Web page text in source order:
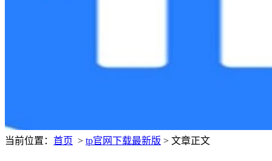
当前位置： 首页 > tp官网下载最新版 > 文章正文